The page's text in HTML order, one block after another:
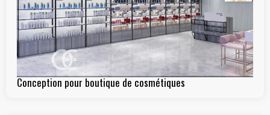
Conception pour boutique de cosmétiques